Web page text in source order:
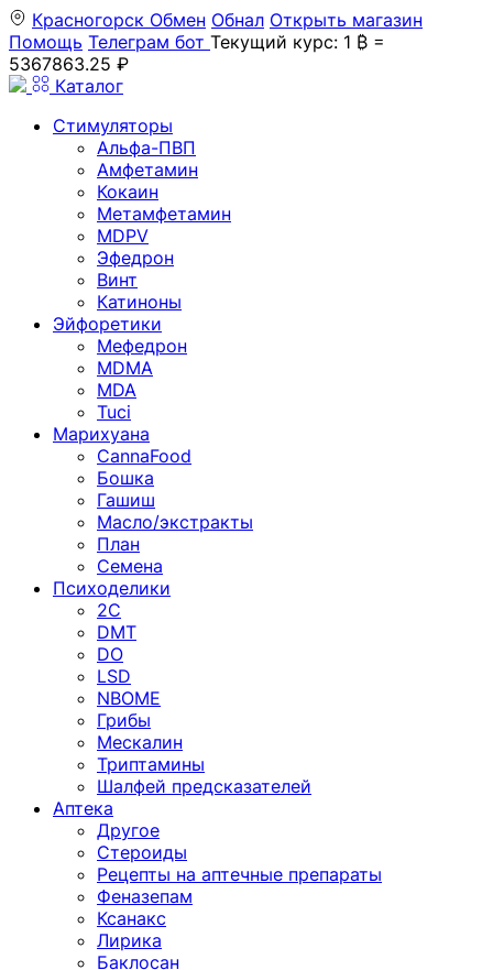
Красногорск Обмен Обнал Открыть магазин
Помощь Телеграм бот Текущий курс: 1 ₿ =
5367863.25 ₽
Каталог
Стимуляторы
Альфа-ПВП
Амфетамин
Кокаин
Метамфетамин
MDPV
Эфедрон
Винт
Катиноны
Эйфоретики
Мефедрон
MDMA
MDA
Tuci
Марихуана
CannaFood
Бошка
Гашиш
Масло/экстракты
План
Семена
Психоделики
2C
DMT
DO
LSD
NBOME
Грибы
Мескалин
Триптамины
Шалфей предсказателей
Аптека
Другое
Стероиды
Рецепты на аптечные препараты
Феназепам
Ксанакс
Лирика
Баклосан